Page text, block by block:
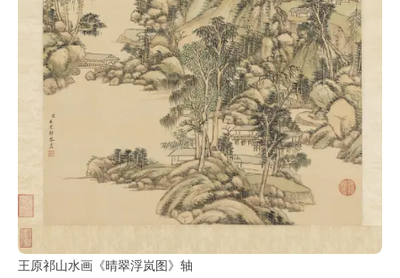
王原祁山水画《晴翠浮岚图》轴